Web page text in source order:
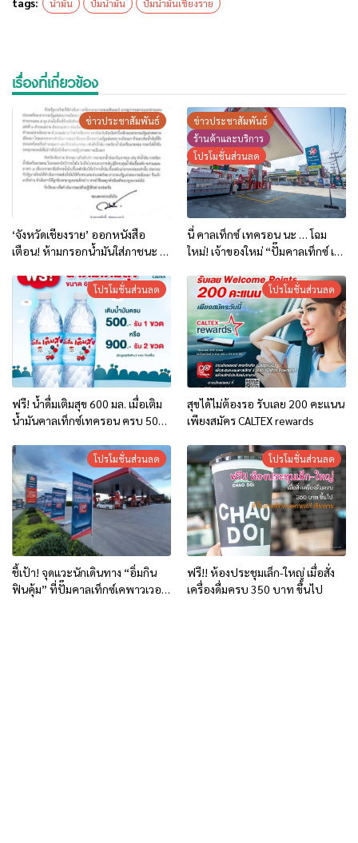
น้ำมัน ปั๊มน้ำมัน ปั๊มน้ำมันเชียงราย
เรื่องที่เกี่ยวข้อง
ข่าวประชาสัมพันธ์
‘จังหวัดเชียงราย’ ออกหนังสือ
เตือน! ห้ามกรอกน้ำมันใส่ภาชนะ ถัง
สถานีบริการน้ำมันใดฝ่าฝืน จะ
ดำเนินคดี ตามนโยบายปราบคอล
เซ็นเตอร์
ข่าวประชาสัมพันธ์
ร้านค้าและบริการ
โปรโมชั่นส่วนลด
นี่ คาลเท็กซ์ เทครอน นะ … โฉม
ใหม่! เจ้าของใหม่ “ปั๊มคาลเท็กซ์ เค
ชั่นแรงงง.. ได้ทั้งคู่
โปรโมชั่นส่วนลด
ฟรี! น้ำดื่มเติมสุข 600 มล. เมื่อเติม
น้ำมันคาลเท็กซ์เทครอน ครบ 500
โปรโมชั่นส่วนลด
สุขได้ไม่ต้องรอ รับเลย 200 คะแนน
เพียงสมัคร CALTEX rewards
โปรโมชั่นส่วนลด
ชี้เป้า! จุดแวะนักเดินทาง “อิ่มกิน
ฟินคุ้ม” ที่ปั๊มคาลเท็กซ์เคพาวเวอร์
โปรโมชั่นส่วนลด
ฟรี!! ห้องประชุมเล็ก-ใหญ่ เมื่อสั่ง
เครื่องดื่มครบ 350 บาท ขึ้นไป